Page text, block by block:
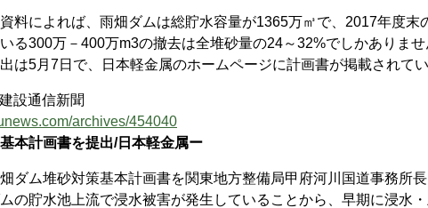
料によれば、雨畑ダムは総貯水容量が1365万㎥で、2017年度末
る300万－400万m3の撤去は全堆砂量の24～32%でしかありま
は5月7日で、日本軽金属のホームページに計画書が掲載されてい
設通信新聞
archives/454040
本計画書を提出/日本軽金属ー
ダム堆砂対策基本計画書を関東地方整備局甲府河川国道事務所
の貯水池上流で浸水被害が発生していることから、早期に浸水